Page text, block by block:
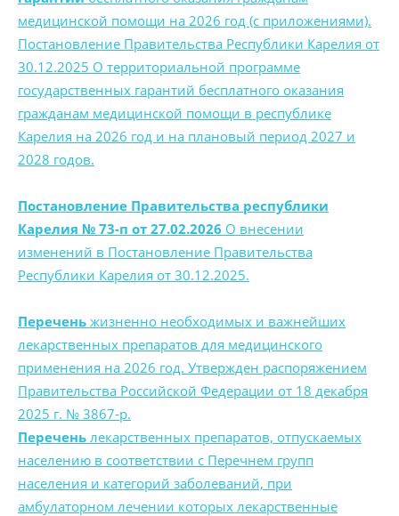
медицинской помощи на 2026 год (с приложениями).
Постановление Правительства Республики Карелия от
30.12.2025 О территориальной программе
государственных гарантий бесплатного оказания
гражданам медицинской помощи в республике
Карелия на 2026 год и на плановый период 2027 и
2028 годов.
Постановление Правительства республики
Карелия № 73-п от 27.02.2026 О внесении
изменений в Постановление Правительства
Республики Карелия от 30.12.2025.
Перечень жизненно необходимых и важнейших
лекарственных препаратов для медицинского
применения на 2026 год. Утвержден распоряжением
Правительства Российской Федерации от 18 декабря
2025 г. № 3867-р.
Перечень лекарственных препаратов, отпускаемых
населению в соответствии с Перечнем групп
населения и категорий заболеваний, при
амбулаторном лечении которых лекарственные